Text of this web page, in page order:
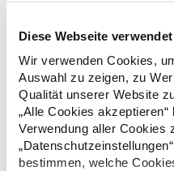
Diese Webseite
Wir verwenden Cookies,
Auswahl zu zeigen, zu
Qualität unserer Website
„Alle Cookies
Verwendung aller Cookies
bestimmen, welche
Strapazierfähiges Polohemd aus
mit Polyfilm für Formstabilität Flachstrick-Kragen und
Ärmelbündchen in Rippstrick Doppelnähte an Schultern
Verstärkte Nähte an stark
Etikett im Kragen für die
Verstärkte Knopfleiste mit drei Knöpfen